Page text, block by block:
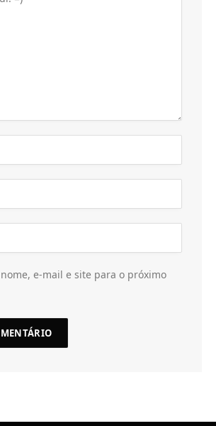
e-mail e site para o próximo